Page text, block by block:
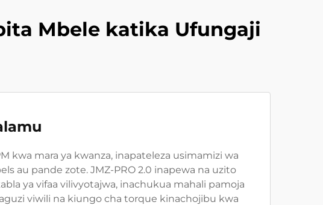
Mbele katika Ufungaji
kwa mara ya kwanza, inapateleza usimamizi wa
au pande zote. JMZ-PRO 2.0 inapewa na uzito
ya vifaa vilivyotajwa, inachukua mahali pamoja
viwili na kiungo cha torque kinachojibu kwa